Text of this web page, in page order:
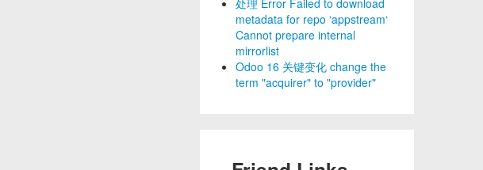
处理 Error Failed to download
metadata for repo ‘appstream‘
Cannot prepare internal
mirrorlist
Odoo 16 关键变化 change the
term "acquirer" to "provider"